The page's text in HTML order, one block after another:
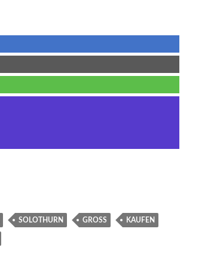
SOLOTHURN GROSS KAUFEN